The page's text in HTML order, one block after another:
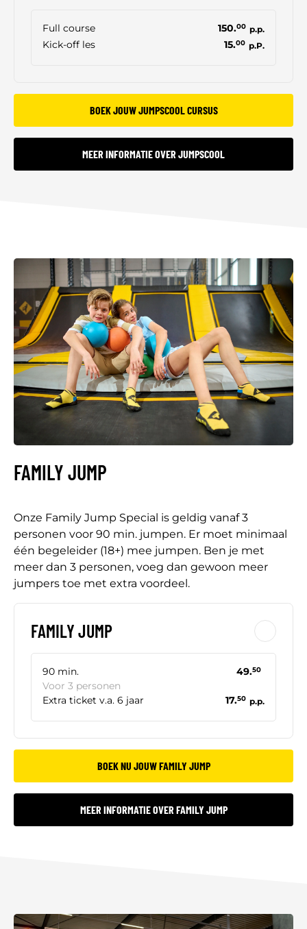
Full course 150.00 p.p.
Kick-off les 15.00 p.P.
BOEK JOUW JUMPSCOOL CURSUS
MEER INFORMATIE OVER JUMPSCOOL
FAMILY JUMP
Onze Family Jump Special is geldig vanaf 3
personen voor 90 min. jumpen. Er moet minimaal
één begeleider (18+) mee jumpen. Ben je met
meer dan 3 personen, voeg dan gewoon meer
jumpers toe met extra voordeel.
FAMILY JUMP
90 min.
Voor 3 personen
49.50
Extra ticket v.a. 6 jaar 17.50 p.p.
BOEK NU JOUW FAMILY JUMP
MEER INFORMATIE OVER FAMILY JUMP